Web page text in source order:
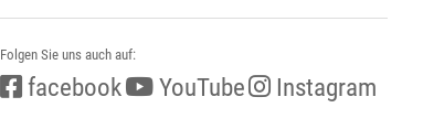
Folgen Sie uns auch auf:
facebook YouTube Instagram